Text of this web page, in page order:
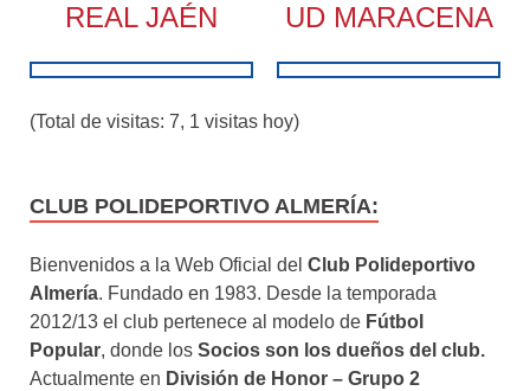
REAL JAÉN UD MARACENA
(Total de visitas: 7, 1 visitas hoy)
CLUB POLIDEPORTIVO ALMERÍA:
Bienvenidos a la Web Oficial del Club Polideportivo
Almería. Fundado en 1983. Desde la temporada
2012/13 el club pertenece al modelo de Fútbol
Popular, donde los Socios son los dueños del club.
Actualmente en División de Honor – Grupo 2